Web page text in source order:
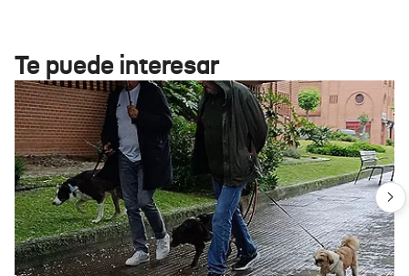
Te puede interesar